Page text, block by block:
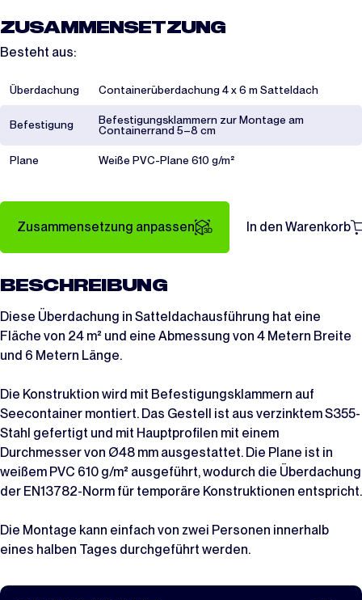
ZUSAMMENSETZUNG
Besteht aus:
Überdachung Containerüberdachung 4 x 6 m Satteldach
Befestigung
Befestigungsklammern zur Montage am
Containerrand 5–8 cm
Plane Weiße PVC-Plane 610 g/m²
Zusammensetzung anpassen In den Warenkorb
BESCHREIBUNG
Diese Überdachung in Satteldachausführung hat eine
Fläche von 24 m² und eine Abmessung von 4 Metern Breite
und 6 Metern Länge.
Die Konstruktion wird mit Befestigungsklammern auf
Seecontainer montiert. Das Gestell ist aus verzinktem S355-
Stahl gefertigt und mit Hauptprofilen mit einem
Durchmesser von Ø48 mm ausgestattet. Die Plane ist in
weißem PVC 610 g/m² ausgeführt, wodurch die Überdachung
der EN13782-Norm für temporäre Konstruktionen entspricht.
Die Montage kann einfach von zwei Personen innerhalb
eines halben Tages durchgeführt werden.